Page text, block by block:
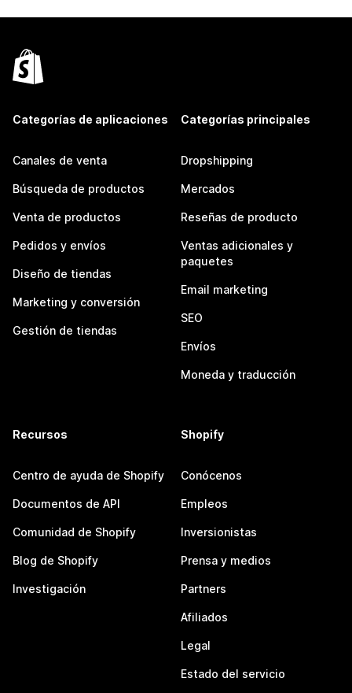
Categorías de aplicaciones
Canales de venta
Búsqueda de productos
Venta de productos
Pedidos y envíos
Diseño de tiendas
Marketing y conversión
Gestión de tiendas
Categorías principales
Dropshipping
Mercados
Reseñas de producto
Ventas adicionales y
paquetes
Email marketing
SEO
Envíos
Moneda y traducción
Recursos
Centro de ayuda de Shopify
Documentos de API
Comunidad de Shopify
Blog de Shopify
Investigación
Shopify
Conócenos
Empleos
Inversionistas
Prensa y medios
Partners
Afiliados
Legal
Estado del servicio